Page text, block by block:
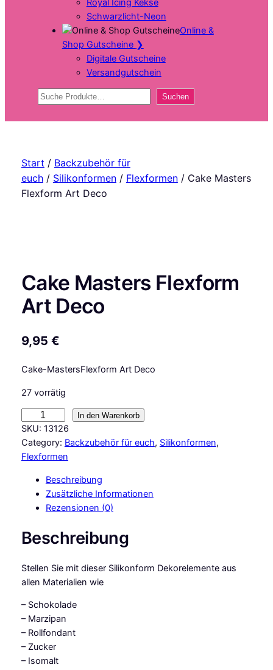
Schwarzlicht-Neon
Online &
Shop Gutscheine ❯
Digitale Gutscheine
Versandgutschein
Suchen Suchen
Start / Backzubehör für
euch/ Silikonformen/ Flexformen/ Cake Masters
Flexform Art Deco
Cake Masters Flexform
Art Deco
9,95 €
Cake-MastersFlexform Art Deco
27 vorrätig
a
k
e
F
l
In den Warenkorb
SKU: 13126
Category: Backzubehör für euch, Silikonformen
Flexformen
Beschreibung
Zusätzliche Informationen
Rezensionen (0)
Beschreibung
Stellen Sie mit dieser Silikonform Dekorelemente aus
allen Materialien wie
– Schokolade
– Marzipan
– Rollfondant
– Zucker
– Isomalt